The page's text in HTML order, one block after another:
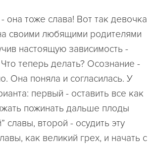
она тоже слава! Вот так девочка
своими любящими родителями
настоящую зависимость -
теперь делать? Осознание -
Она поняла и согласилась. У
первый - оставить все как
пожинать дальше плоды
славы, второй - осудить эту
как великий грех, и начать с